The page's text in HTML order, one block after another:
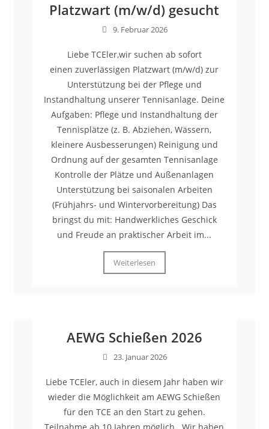
Platzwart (m/w/d) gesucht
9. Februar 2026
Liebe TCEler,wir suchen ab sofort
einen zuverlässigen Platzwart (m/w/d) zur
Unterstützung bei der Pflege und
Instandhaltung unserer Tennisanlage. Deine
Aufgaben: Pflege und Instandhaltung der
Tennisplätze (z. B. Abziehen, Wässern,
kleinere Ausbesserungen) Reinigung und
Ordnung auf der gesamten Tennisanlage
Kontrolle der Plätze und Außenanlagen
Unterstützung bei saisonalen Arbeiten
(Frühjahrs- und Wintervorbereitung) Das
bringst du mit: Handwerkliches Geschick
und Freude an praktischer Arbeit im...
Weiterlesen
AEWG Schießen 2026
23. Januar 2026
Liebe TCEler, auch in diesem Jahr haben wir
wieder die Möglichkeit am AEWG Schießen
für den TCE an den Start zu gehen.